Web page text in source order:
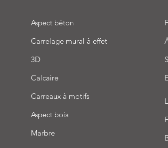
Aspect béton
Carrelage mural à effet
3D
Calcaire
Carreaux à motifs
Aspect bois
Marbre